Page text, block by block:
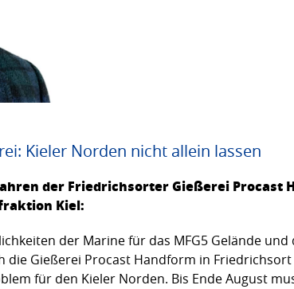
Kieler Norden nicht allein lassen
der Friedrichsorter Gießerei Procast
Kiel:
der Marine für das MFG5 Gelände
die Gießerei Procast Handform in
für den Kieler Norden. Bis Ende August